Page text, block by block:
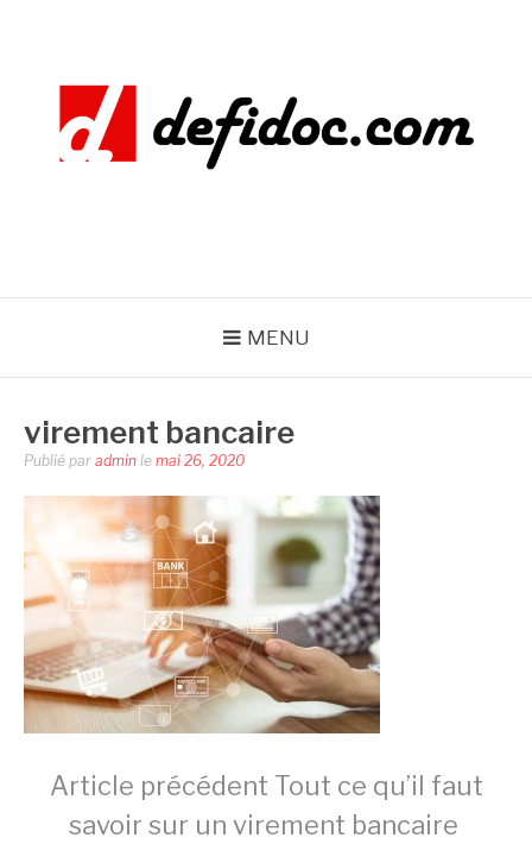
MENU
virement bancaire
Publié par admin le mai 26, 2020
Lire
Article précédent Tout ce qu’il faut
savoir sur un virement bancaire